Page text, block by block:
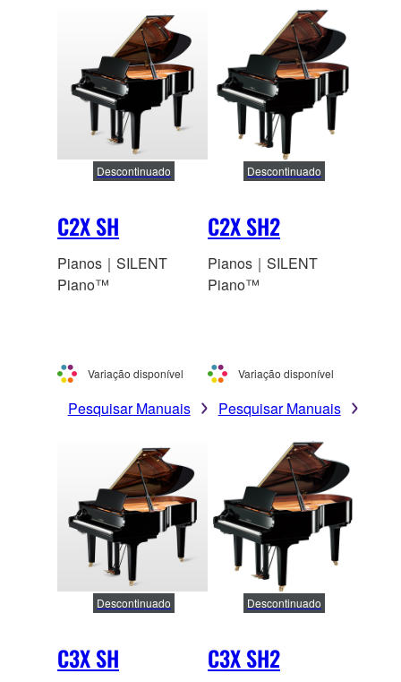
C2X SH
Descontinuado
Pianos｜SILENT
Piano™
Variação disponível
Pesquisar Manuais
C2X SH2
Descontinuado
Pianos｜SILENT
Piano™
Variação disponível
Pesquisar Manuais
C3X SH
Descontinuado
C3X SH2
Descontinuado